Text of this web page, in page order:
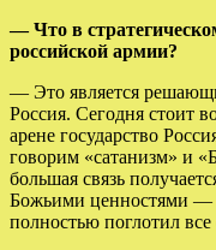
— Что в
российской армии?
— Это является
Россия. Сегодня стоит
арене государство
говорим «сатанизм» и
большая связь
Божьими ценностями —
полностью поглотил